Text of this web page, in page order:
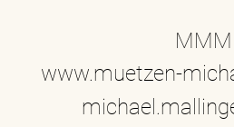
MMM
www.muetzen-